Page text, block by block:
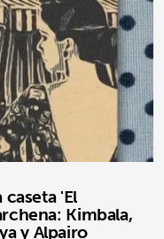
'El
Kimbala,
y Alpairo